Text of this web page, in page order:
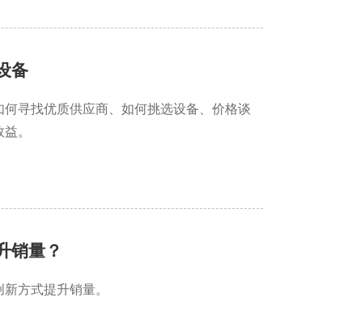
备
寻找优质供应商、如何挑选设备、价格谈
。
销量？
方式提升销量。